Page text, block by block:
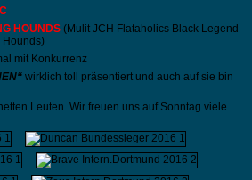
HOUNDS (Mulit JCH Flataholics Black Legend
mit Konkurrenz
wirklich toll präsentiert und auch auf sie bin
Leuten. Wir freuen uns auf Sonntag viele